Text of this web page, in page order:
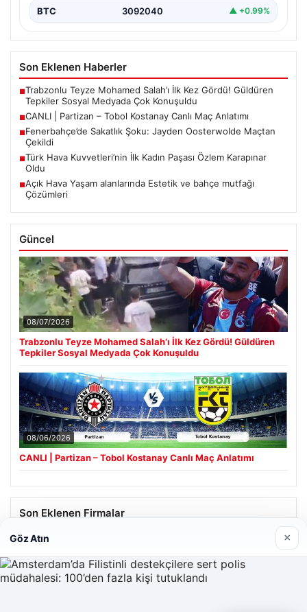
BTC 3092040 ▲ +0.99%
Son Eklenen Haberler
■Trabzonlu Teyze Mohamed Salah’ı İlk Kez Gördü! Güldüren
Tepkiler Sosyal Medyada Çok Konuşuldu
■CANLI | Partizan – Tobol Kostanay Canlı Maç Anlatımı
■Fenerbahçe’de Sakatlık Şoku: Jayden Oosterwolde Maçtan
Çekildi
■Türk Hava Kuvvetleri’nin İlk Kadın Paşası Özlem Karapınar
Oldu
■Açık Hava Yaşam alanlarında Estetik ve bahçe mutfağı
Çözümleri
Güncel
08/07/2026
Trabzonlu Teyze Mohamed Salah’ı İlk Kez Gördü! Güldüren
Tepkiler Sosyal Medyada Çok Konuşuldu
08/06/2026
CANLI | Partizan – Tobol Kostanay Canlı Maç Anlatımı
Son Eklenen Firmalar
Göz Atın ×